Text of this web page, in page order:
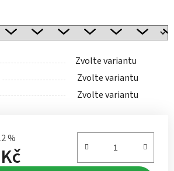
Zvolte variantu
Zvolte variantu
Zvolte variantu
%